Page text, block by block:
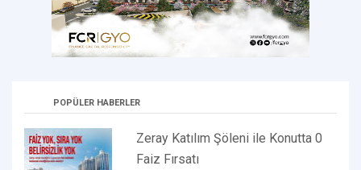
POPÜLER HABERLER
Zeray Katılım Şöleni ile Konutta 0
Faiz Fırsatı